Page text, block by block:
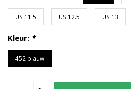
US 11.5 US 12.5 US 13
Kleur: *
452 blauw